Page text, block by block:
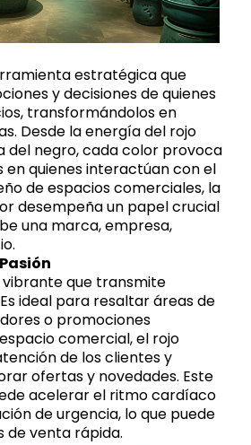
estratégica que
y decisiones de quienes
transformándolos en
Desde la energía del rojo
del negro, cada color provoca
en quienes interactúan con el
de espacios comerciales, la
desempeña un papel crucial
una marca, empresa,
vibrante que transmite
ideal para resaltar áreas de
o promociones
comercial, el rojo
de los clientes y
ofertas y novedades. Este
acelerar el ritmo cardíaco
de urgencia, lo que puede
de venta rápida.